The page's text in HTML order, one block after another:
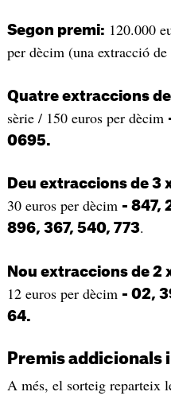
Segon premi: 120.000
per dècim (una extracció
Quatre extraccions
sèrie / 150 euros per dècim
0695.
Deu extraccions de 3
30 euros per dècim - 847,
896, 367, 540, 773.
Nou extraccions de 2
12 euros per dècim - 02,
64.
Premis addicionals
A més, el sorteig reparteix